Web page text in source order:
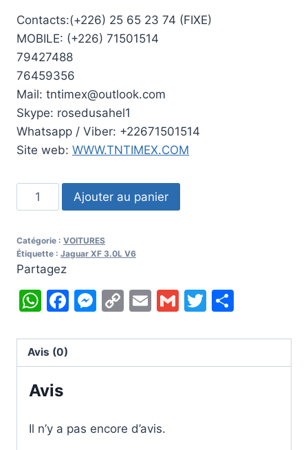
Contacts:(+226) 25 65 23 74 (FIXE)
MOBILE: (+226) 71501514
79427488
76459356
Mail: tntimex@outlook.com
Skype: rosedusahel1
Whatsapp / Viber: +22671501514
Site web: WWW.TNTIMEX.COM
quantité
de
Jaguar
XF
V6
Ajouter au panier
Catégorie : VOITURES
Étiquette : Jaguar XF 3.0L V6
Partagez
WhatsApp
Facebook
Messenger
CopyEmailGmailTwitter
Avis (0)
Avis
Il n’y a pas encore d’avis.